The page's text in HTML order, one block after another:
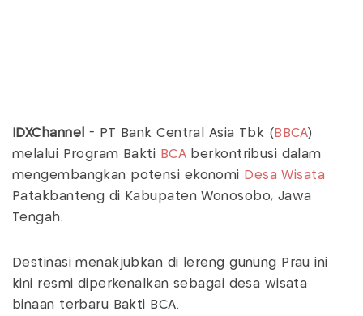
IDXChannel - PT Bank Central Asia Tbk ( BBCA)
melalui Program Bakti BCA berkontribusi dalam
mengembangkan potensi ekonomi Desa Wisata
Patakbanteng di Kabupaten Wonosobo, Jawa
Tengah.
Destinasi menakjubkan di lereng gunung Prau ini
kini resmi diperkenalkan sebagai desa wisata
binaan terbaru Bakti BCA.